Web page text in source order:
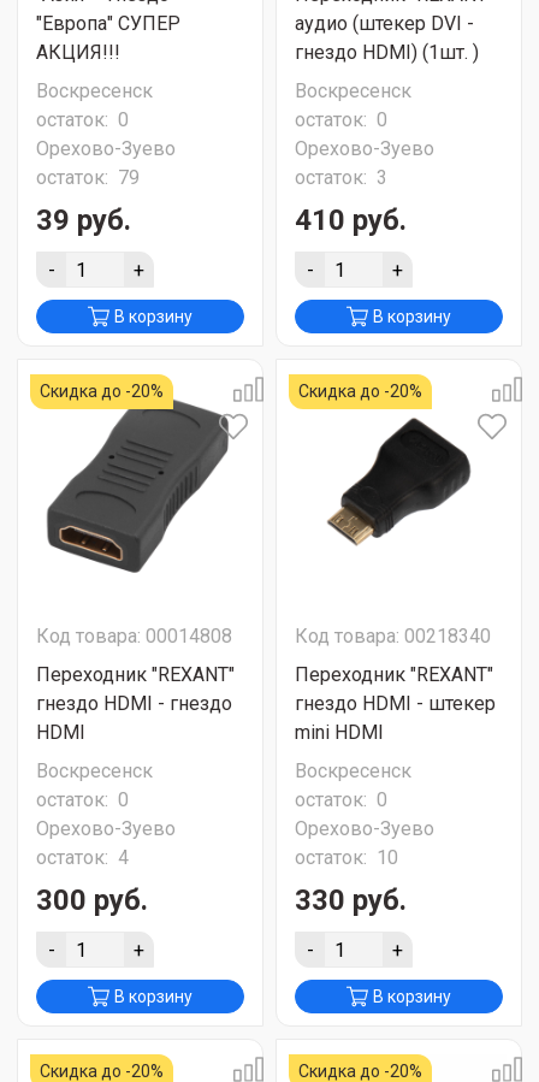
"Европа" СУПЕР
АКЦИЯ!!!
Воскресенск
остаток: 0
Орехово-Зуево
остаток: 79
39 руб.
- +
В корзину
аудио (штекер DVI -
гнездо HDMI) (1шт. )
Воскресенск
остаток: 0
Орехово-Зуево
остаток: 3
410 руб.
- +
В корзину
Скидка до -20%
Код товара: 00014808
Переходник "REXANT"
гнездо HDMI - гнездо
HDMI
Воскресенск
остаток: 0
Орехово-Зуево
остаток: 4
300 руб.
- +
В корзину
Скидка до -20%
Код товара: 00218340
Переходник "REXANT"
гнездо HDMI - штекер
mini HDMI
Воскресенск
остаток: 0
Орехово-Зуево
остаток: 10
330 руб.
- +
В корзину
Скидка до -20% Скидка до -20%